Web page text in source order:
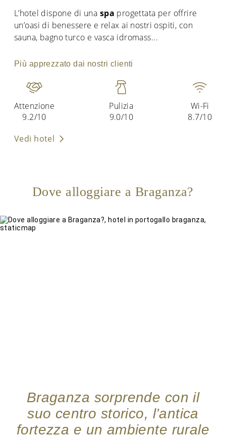
L’hotel dispone di una spa progettata per offrire
un’oasi di benessere e relax ai nostri ospiti, con
sauna, bagno turco e vasca idromass...
Più apprezzato dai nostri clienti
Attenzione
9.2/10
Pulizia
9.0/10
Wi-Fi
8.7/10
Vedi hotel
Dove alloggiare a Braganza?
Braganza sorprende con il
suo centro storico, l’antica
fortezza e un ambiente rurale